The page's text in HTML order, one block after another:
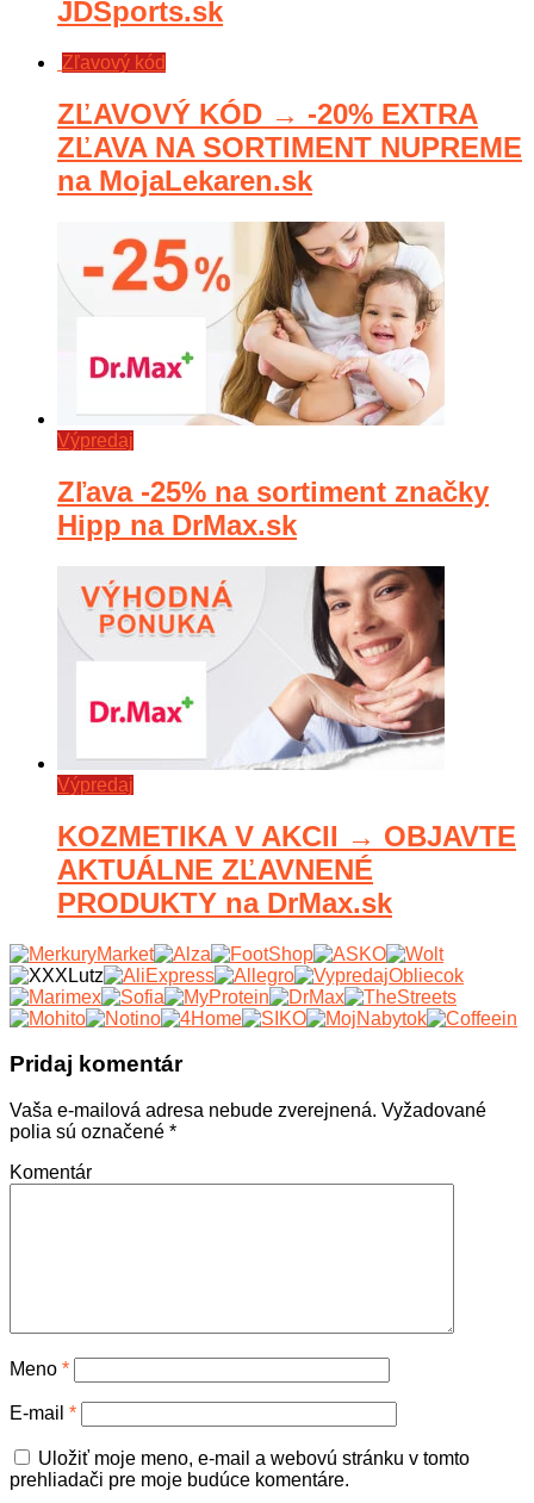
JDSports.sk
Zľavový kód
ZĽAVOVÝ KÓD → -20% EXTRA
ZĽAVA NA SORTIMENT NUPREME
na MojaLekaren.sk
Výpredaj
Zľava -25% na sortiment značky
Hipp na DrMax.sk
Výpredaj
KOZMETIKA V AKCII → OBJAVTE
AKTUÁLNE ZĽAVNENÉ
PRODUKTY na DrMax.sk
Pridaj komentár
Vaša e-mailová adresa nebude zverejnená. Vyžadované
polia sú označené *
Komentár
Meno *
E-mail *
Uložiť moje meno, e-mail a webovú stránku v tomto
prehliadači pre moje budúce komentáre.